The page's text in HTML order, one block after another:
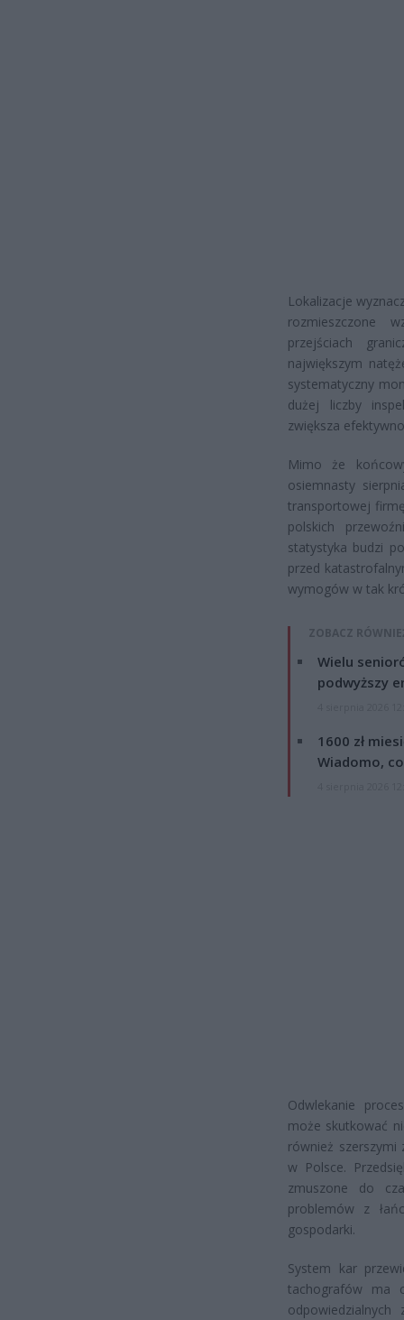
Lokalizacje
rozmieszczone
przejściach
największym
systematyczny
dużej liczby
zwiększa
Mimo że
osiemnasty
transportowej
polskich
statystyka budzi
przed
wymogów w tak
ZOBACZ
Wielu
podwyższy
1600 zł
Wiadomo,
Odwlekanie
może skutkować
również szerszymi
w Polsce.
zmuszone do
problemów z
gospodarki.
System kar
tachografów ma